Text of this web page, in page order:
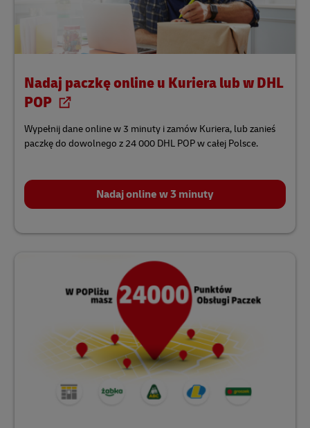
Nadaj paczkę online u Kuriera lub w DHL
POP
Wypełnij dane online w 3 minuty i zamów Kuriera, lub zanieś
paczkę do dowolnego z 24 000 DHL POP w całej Polsce.
Nadaj online w 3 minuty